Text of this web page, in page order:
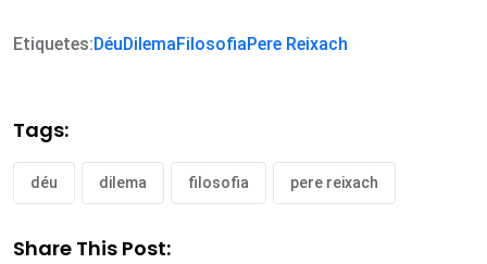
Etiquetes:DéuDilemaFilosofiaPere Reixach
Tags:
déu dilema filosofia pere reixach
Share This Post: